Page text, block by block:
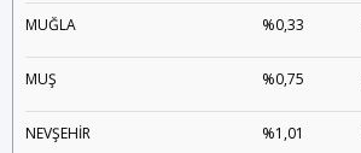
MUĞLA %0,33
MUŞ %0,75
NEVŞEHİR %1,01